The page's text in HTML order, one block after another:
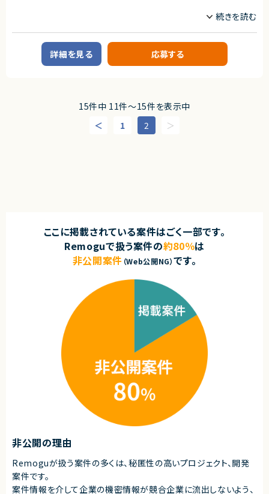
契約元
株式会社LASSIC
エージェントから
◎大規模な決済基盤プロジェクトのため、安定性・可用性を意識した基盤構
・Gitを利用したチーム開発経験
・LinuxをCLIで操作できること
・AWSまたはGCPなどのパブリッククラウドを利用した開発・構築経験
・スクラムなどのアジャイル開発経験
・Docker、Kubernetesを利用した開発・運用経験
・CI/CDパイプラインの構築・運用経験
・SRE、プラットフォームエンジニアリング、インフラ自動化の経験
株式会社LASSIC
エージェントから
◎大規模製造業向けシステムを支える共通基盤開発に携われるため、高い
技術力と基盤設計力を磨けます！
◎SRE・プラットフォームエンジニアリング領域を中心に、幅広いインフラ技
術や運用改善の経験を積めます！
◎AWS・GCP・オンプレミス環境に加え、多数のOSSを活用したモダンな技
術環境で業務が可能です！
◎Docker・Kubernetes・CI/CDなど市場価値の高いスキルを実践的に活か
◎基本リモート環境のため、働きやすさと技術チャレンジを両立できます！
組込みソフトウェア開発を中心とした開発プロジェクトです 。
■プロダクトやサービスの概要
・組込みLinux環境におけるデバイスドライバーの開発
・ソフトウェア評価および不具合解析
・機能不具合および性能不具合の調査、分析、修正対応
■その他補足
・テレワーク主体での勤務です
・状況に応じて新横浜または横浜みなとみらいへの出社が発生する可能性
・C言語を使用した組込みソフトウェア開発経験5年以上
・設計～テストまで一人称で自走しながら作業を進められる方
・組込みLinux環境での開発経験
・Linuxカーネルまたはデバイスドライバーの開発経験
・マイコン、SoCなどのハードウェアに近い下回りの開発経験
・ハードウェアに関する基礎知識 ・ハードウェア仕様書、デバイス仕様書、デ
ータシートを読み解けること
・UART、SPIなどのペリフェラルに関する基礎知識
・設計からテストまで主体的に対応できる方
・ハードウェア寄りの開発に強みをお持ちの方
・長期参画を希望される方
契約形態
業務委託(準委任契約)
詳細を見る 応募する
15件中 11件〜15件を表示中
1
2
ここに掲載されている案件はごく一部です。
Remoguで扱う案件の約80％は
非公開案件 （Web公開NG）です。
非公開の理由
Remoguが扱う案件の多くは、秘匿性の高いプロジェクト、開発
案件です。
案件情報を介して企業の機密情報が競合企業に流出しないよう、